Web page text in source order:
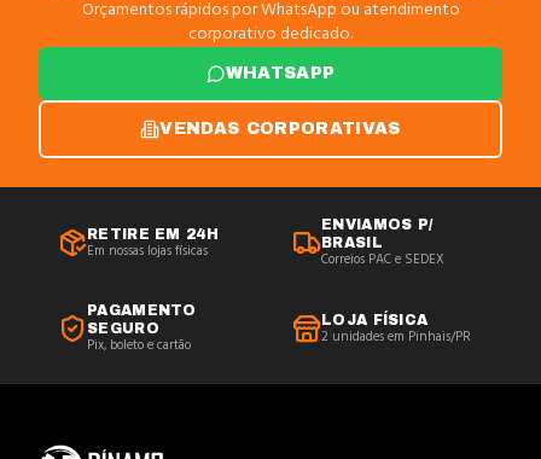
Orçamentos rápidos por WhatsApp ou atendimento
corporativo dedicado.
WHATSAPP
VENDAS CORPORATIVAS
RETIRE EM 24H
Em nossas lojas físicas
ENVIAMOS P/
BRASIL
Correios PAC e SEDEX
PAGAMENTO
SEGURO
Pix, boleto e cartão
LOJA FÍSICA
2 unidades em Pinhais/PR